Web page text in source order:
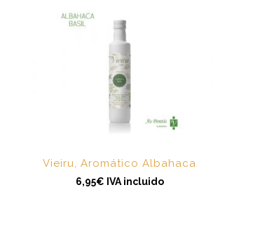
Vieiru, Aromático Albahaca
6,95€ IVA incluido